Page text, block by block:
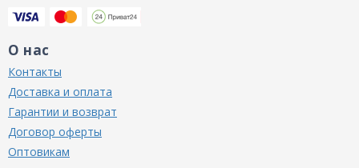
О нас
Контакты
Доставка и оплата
Гарантии и возврат
Договор оферты
Оптовикам